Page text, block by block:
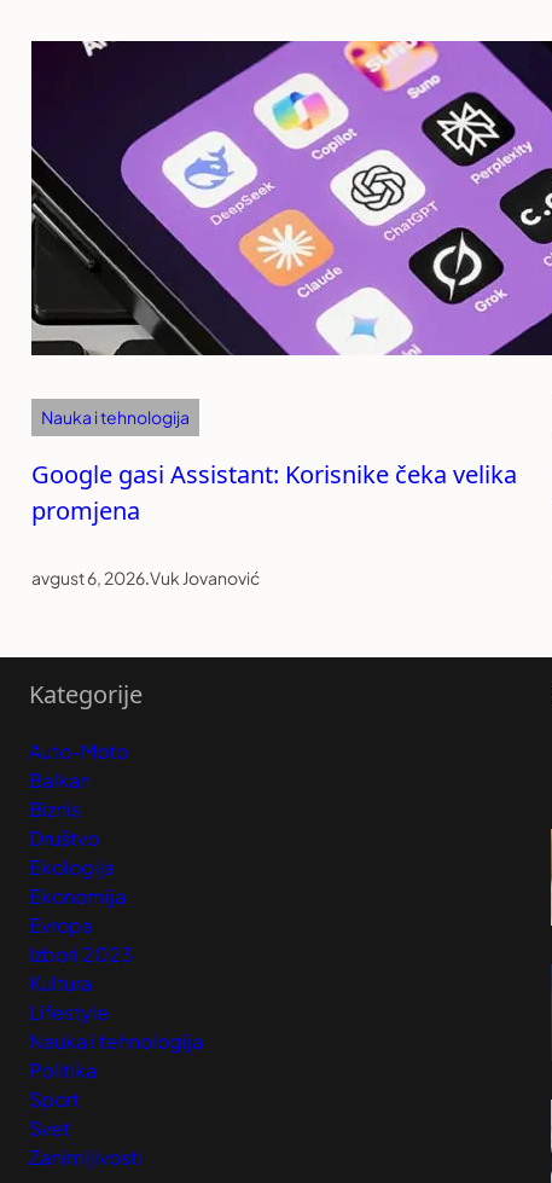
Nauka i tehnologija
Google gasi Assistant: Korisnike čeka velika
promjena
avgust 6, 2026.Vuk Jovanović
Kategorije
Auto-Moto
Balkan
Biznis
Društvo
Ekologija
Ekonomija
Evropa
Izbori 2023
Kultura
Lifestyle
Nauka i tehnologija
Politika
Sport
Svet
Zanimljivosti